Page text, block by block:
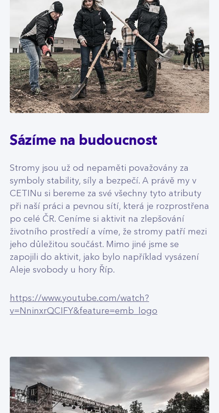
Sázíme na budoucnost
Stromy jsou už od nepaměti považovány za
symboly stability, síly a bezpečí. A právě my v
CETINu si bereme za své všechny tyto atributy
při naší práci a pevnou sítí, která je rozprostřena
po celé ČR. Ceníme si aktivit na zlepšování
životního prostředí a víme, že stromy patří mezi
jeho důležitou součást. Mimo jiné jsme se
zapojili do aktivit, jako bylo například vysázení
Aleje svobody u hory Říp.
https://www.youtube.com/watch?
v=NninxrQCIFY&feature=emb_logo